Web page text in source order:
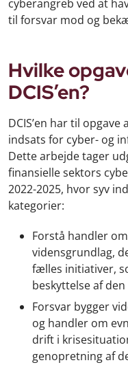
cyberangreb ved at
til forsvar mod og
Hvilke
DCIS’en?
DCIS’en har til
indsats for cyber- og
Dette arbejde tager
finansielle sektors
2022-2025, hvor syv
kategorier:
Forstå handler
vidensgrundlag,
fælles initiativer,
beskyttelse af
Forsvar bygger
og handler om
drift i
genopretning af